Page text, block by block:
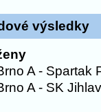
výsledky
A - Spartak
A - SK